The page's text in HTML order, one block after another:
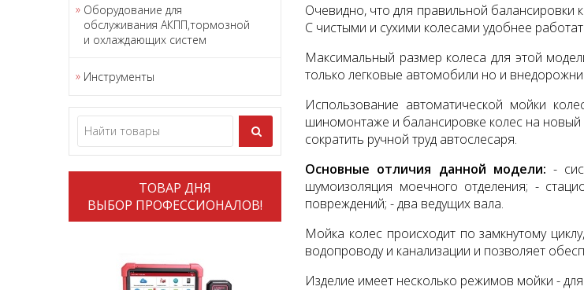
Оборудование для
обслуживания АКПП,тормозной
и охлаждающих систем
Инструменты
ТОВАР ДНЯ
ВЫБОР ПРОФЕССИОНАЛОВ!
Очевидно, что для правильной
С чистыми и сухими колесами удобнее
Максимальный размер колеса для этой
только легковые автомобили но и
Использование автоматической мойки
шиномонтаже и балансировке колес на новый
сократить ручной труд автослесаря.
Основные отличия данной модели: -
шумоизоляция моечного отделения; -
повреждений;- два ведущих вала.
Мойка колес происходит по замкнутому
водопроводу и канализации и позволяет
Изделие имеет несколько режимов мойки -